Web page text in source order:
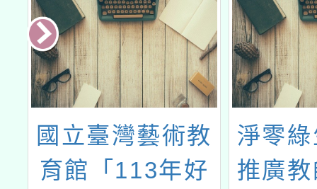
國立臺灣藝術教
育館「113年好
淨零
推廣